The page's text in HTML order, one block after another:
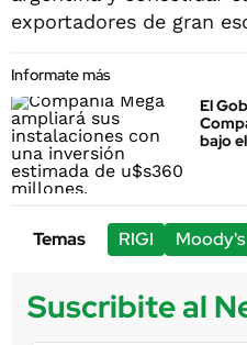
exportadores de gran
Informate más
El
bajo
Temas RIGI Moody's
Suscribite al